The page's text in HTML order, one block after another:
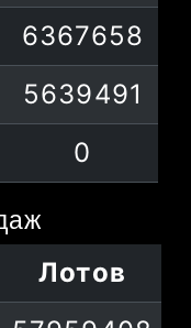
10148006
6367658
5639491
0
Лотов